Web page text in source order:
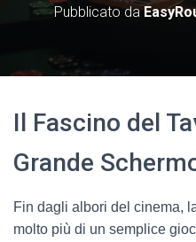
Pubblicato da
Il Fascino del
Grande
Fin dagli albori del cinema,
molto più di un semplice